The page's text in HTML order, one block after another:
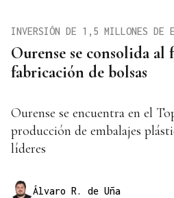
Ourense se consolida al
fabricación de bolsas
INVERSIÓN DE 1,5 MILLONES DE
Ourense se encuentra en el
producción de embalajes
líderes
Álvaro R. de Uña